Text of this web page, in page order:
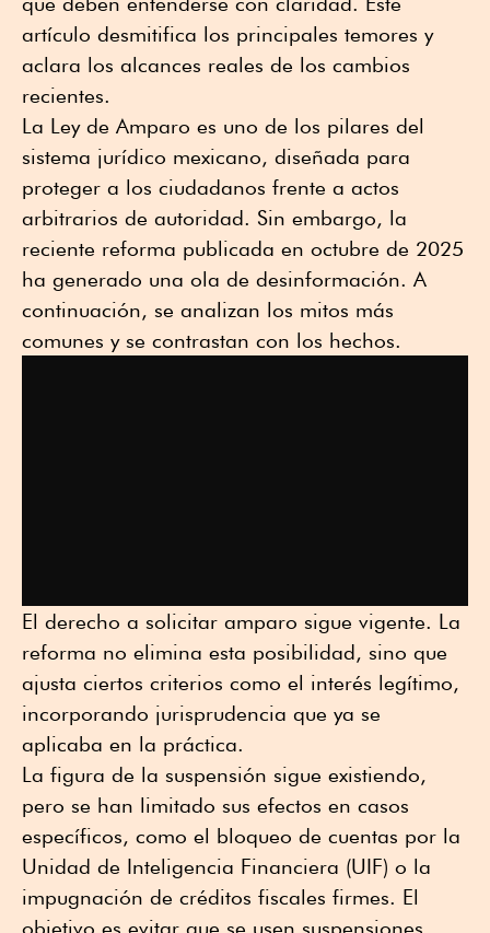
artículo desmitifica los principales temores y
aclara los alcances reales de los cambios
recientes.
La Ley de Amparo es uno de los pilares del
sistema jurídico mexicano, diseñada para
proteger a los ciudadanos frente a actos
arbitrarios de autoridad. Sin embargo, la
reciente reforma publicada en octubre de 2025
ha generado una ola de desinformación. A
continuación, se analizan los mitos más
comunes y se contrastan con los hechos.
El derecho a solicitar amparo sigue vigente. La
reforma no elimina esta posibilidad, sino que
ajusta ciertos criterios como el interés legítimo,
incorporando jurisprudencia que ya se
aplicaba en la práctica.
La figura de la suspensión sigue existiendo,
pero se han limitado sus efectos en casos
específicos, como el bloqueo de cuentas por la
Unidad de Inteligencia Financiera (UIF) o la
impugnación de créditos fiscales firmes. El
objetivo es evitar que se usen suspensiones